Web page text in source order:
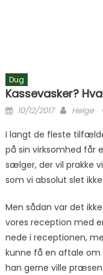
Dug
Kassevasker?
Posted on
10/12/2017 Author
Helge
I langt de fleste
på sin virksomhed får
sælger, der vil prakke
som vi absolut slet
Men sådan var det
vores reception med
nede i receptionen,
kunne få en aftale om
han gerne ville